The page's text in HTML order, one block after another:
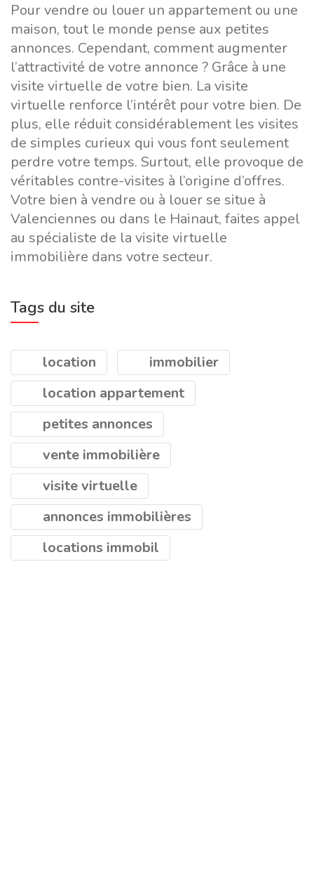
Pour vendre ou louer un appartement ou une
maison, tout le monde pense aux petites
annonces. Cependant, comment augmenter
l’attractivité de votre annonce ? Grâce à une
visite virtuelle de votre bien. La visite
virtuelle renforce l’intérêt pour votre bien. De
plus, elle réduit considérablement les visites
de simples curieux qui vous font seulement
perdre votre temps. Surtout, elle provoque de
véritables contre-visites à l’origine d’offres.
Votre bien à vendre ou à louer se situe à
Valenciennes ou dans le Hainaut, faites appel
au spécialiste de la visite virtuelle
immobilière dans votre secteur.
Tags du site
location
immobilier
location appartement
petites annonces
vente immobilière
visite virtuelle
annonces immobilières
locations immobil